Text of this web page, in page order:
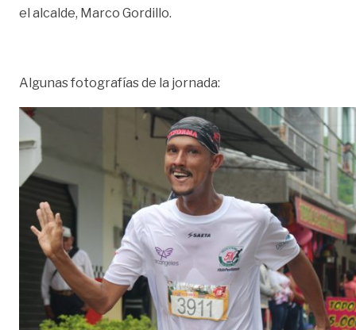
el alcalde, Marco Gordillo.
Algunas fotografías de la jornada: